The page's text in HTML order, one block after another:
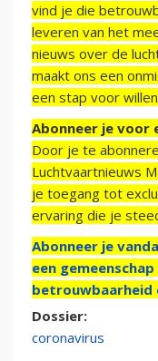
vind je die
leveren van het
nieuws over de
maakt ons een
een stap voor
Abonneer je voor
Door je te
Luchtvaartnieuws
je toegang tot
ervaring die je
Abonneer je
een
betrouwbaarheid
Dossier:
coronavirus